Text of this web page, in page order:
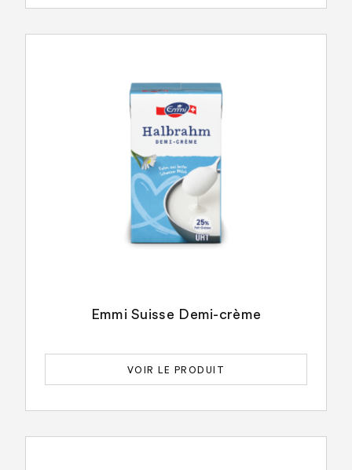
Emmi Suisse Demi-crème
VOIR LE PRODUIT